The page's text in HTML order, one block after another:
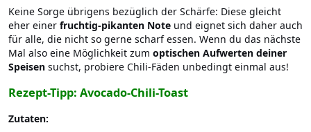
Keine Sorge übrigens bezüglich der Schärfe: Diese gleicht
eher einer fruchtig-pikanten Note und eignet sich daher auch
für alle, die nicht so gerne scharf essen. Wenn du das nächste
Mal also eine Möglichkeit zum optischen Aufwerten deiner
Speisen suchst, probiere Chili-Fäden unbedingt einmal aus!
Rezept-Tipp: Avocado-Chili-Toast
Zutaten: